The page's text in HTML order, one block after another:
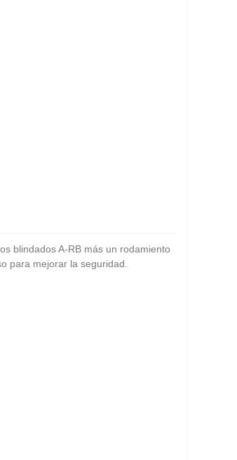
blindados A-RB más un rodamiento
para mejorar la seguridad.